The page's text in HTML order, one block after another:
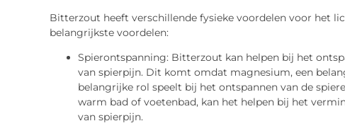
Bitterzout heeft verschillende fysieke voordelen voor het
belangrijkste voordelen:
Spierontspanning: Bitterzout kan helpen bij het
van spierpijn. Dit komt omdat magnesium, een
belangrijke rol speelt bij het ontspannen van de
warm bad of voetenbad, kan het helpen bij het
van spierpijn.